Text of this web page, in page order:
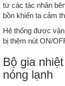
từ các tác nhân
bồn khiến ta cảm
Hệ thống được
bị thêm nút ON/
Bộ gia
nóng lạnh